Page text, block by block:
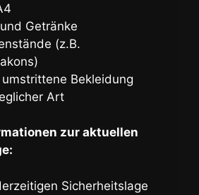
Getränke
(z.B.
Bekleidung
Art
zur aktuellen
Sicherheitslage